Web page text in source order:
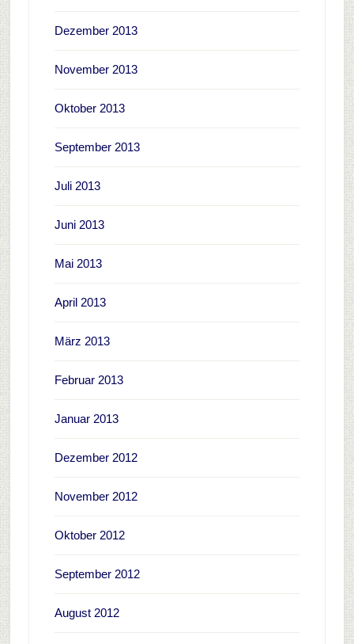
Dezember 2013
November 2013
Oktober 2013
September 2013
Juli 2013
Juni 2013
Mai 2013
April 2013
März 2013
Februar 2013
Januar 2013
Dezember 2012
November 2012
Oktober 2012
September 2012
August 2012